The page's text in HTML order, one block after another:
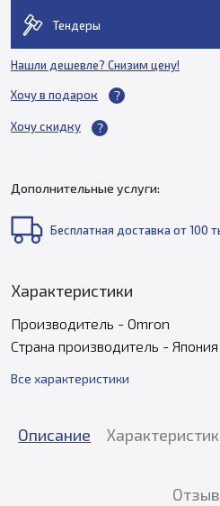
Тендеры
Нашли дешевле? Снизим цену!
Хочу в подарок
Хочу скидку
Дополнительные услуги:
Бесплатная доставка от 100
Характеристики
Производитель - Omron
Страна производитель - Япония
Все характеристики
Описание